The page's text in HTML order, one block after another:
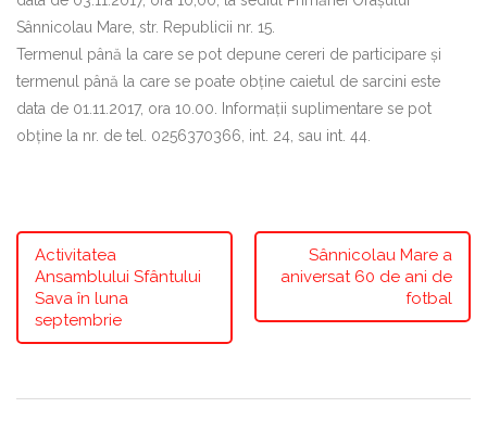
Sânnicolau Mare, str. Republicii nr. 15.
Termenul până la care se pot depune cereri de participare și
termenul până la care se poate obține caietul de sarcini este
data de 01.11.2017, ora 10.00. Informaţii suplimentare se pot
obţine la nr. de tel. 0256370366, int. 24, sau int. 44.
Activitatea
Ansamblului Sfântului
Sava în luna
septembrie
Sânnicolau Mare a
aniversat 60 de ani de
fotbal